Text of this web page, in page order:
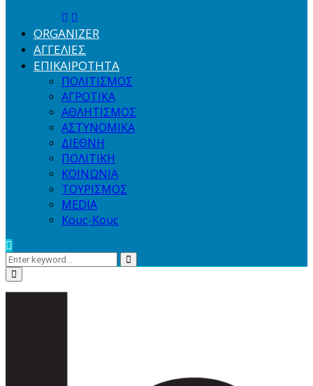
ORGANIZER
ΑΓΓΕΛΙΕΣ
ΕΠΙΚΑΙΡΟΤΗΤΑ
ΠΟΛΙΤΙΣΜΟΣ
ΑΓΡΟΤΙΚΑ
ΑΘΛΗΤΙΣΜΟΣ
ΑΣΤΥΝΟΜΙΚΑ
ΔΙΕΘΝΗ
ΠΟΛΙΤΙΚΗ
ΚΟΙΝΩΝΙΑ
ΤΟΥΡΙΣΜΟΣ
MEDIA
Κους-Κους
Search
for:
Search
Primary
Menu